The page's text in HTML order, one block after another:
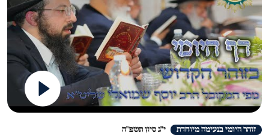
>
י"ג סיון תשפ"ה זוהר היומי בנעימה מיוחדת